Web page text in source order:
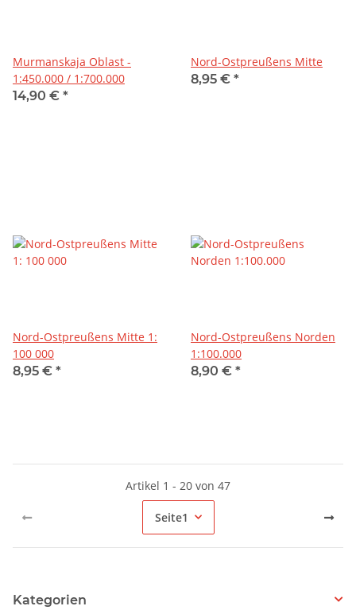
Murmanskaja Oblast -
1:450.000 / 1:700.000
14,90 € *
Nord-Ostpreußens Mitte
8,95 € *
Nord-Ostpreußens Mitte 1:
100 000
8,95 € *
Nord-Ostpreußens Norden
1:100.000
8,90 € *
Artikel 1 - 20 von 47
Seite1
Kategorien